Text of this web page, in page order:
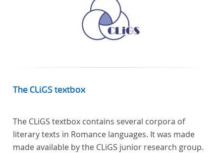
The CLiGS textbox
The CLiGS textbox contains several corpora of
literary texts in Romance languages. It was made
made available by the CLiGS junior research group.